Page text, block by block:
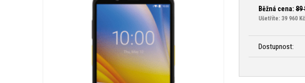
Běžná cena: 89
Ušetříte: 39 960 Kč
Dostupnost: